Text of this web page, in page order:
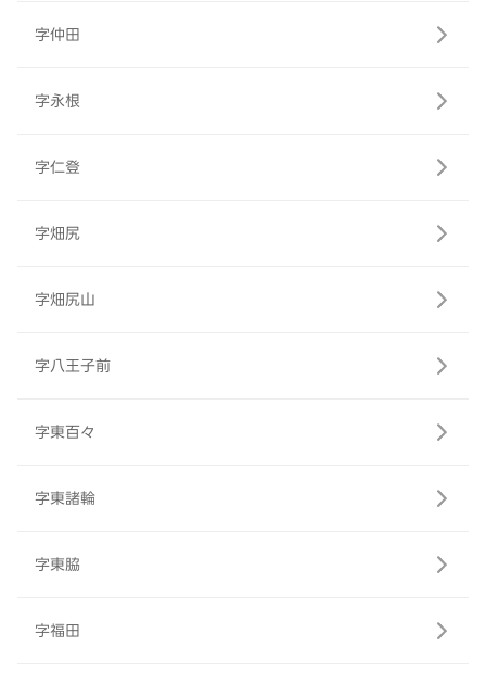
字仲田
字永根
字仁登
字畑尻
字畑尻山
字八王子前
字東百々
字東諸輪
字東脇
字福田